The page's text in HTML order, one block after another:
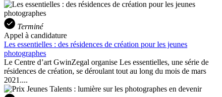
Terminé
Appel à candidature
Les essentielles : des résidences de création pour les jeunes
photographes
Le Centre d’art GwinZegal organise Les essentielles, une série de
résidences de création, se déroulant tout au long du mois de mars
2021....